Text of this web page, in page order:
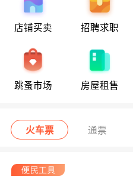
店铺买卖 招聘求职
跳蚤市场 房屋租售
火车票 通票